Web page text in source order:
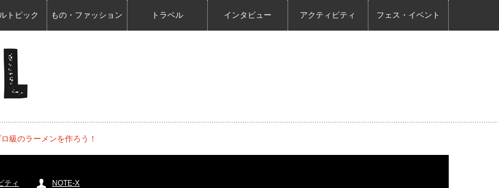
トピック もの・ファッション トラベル インタビュー アクティビティ フェス・イベント
級のラーメンを作ろう！
ティ NOTE-X